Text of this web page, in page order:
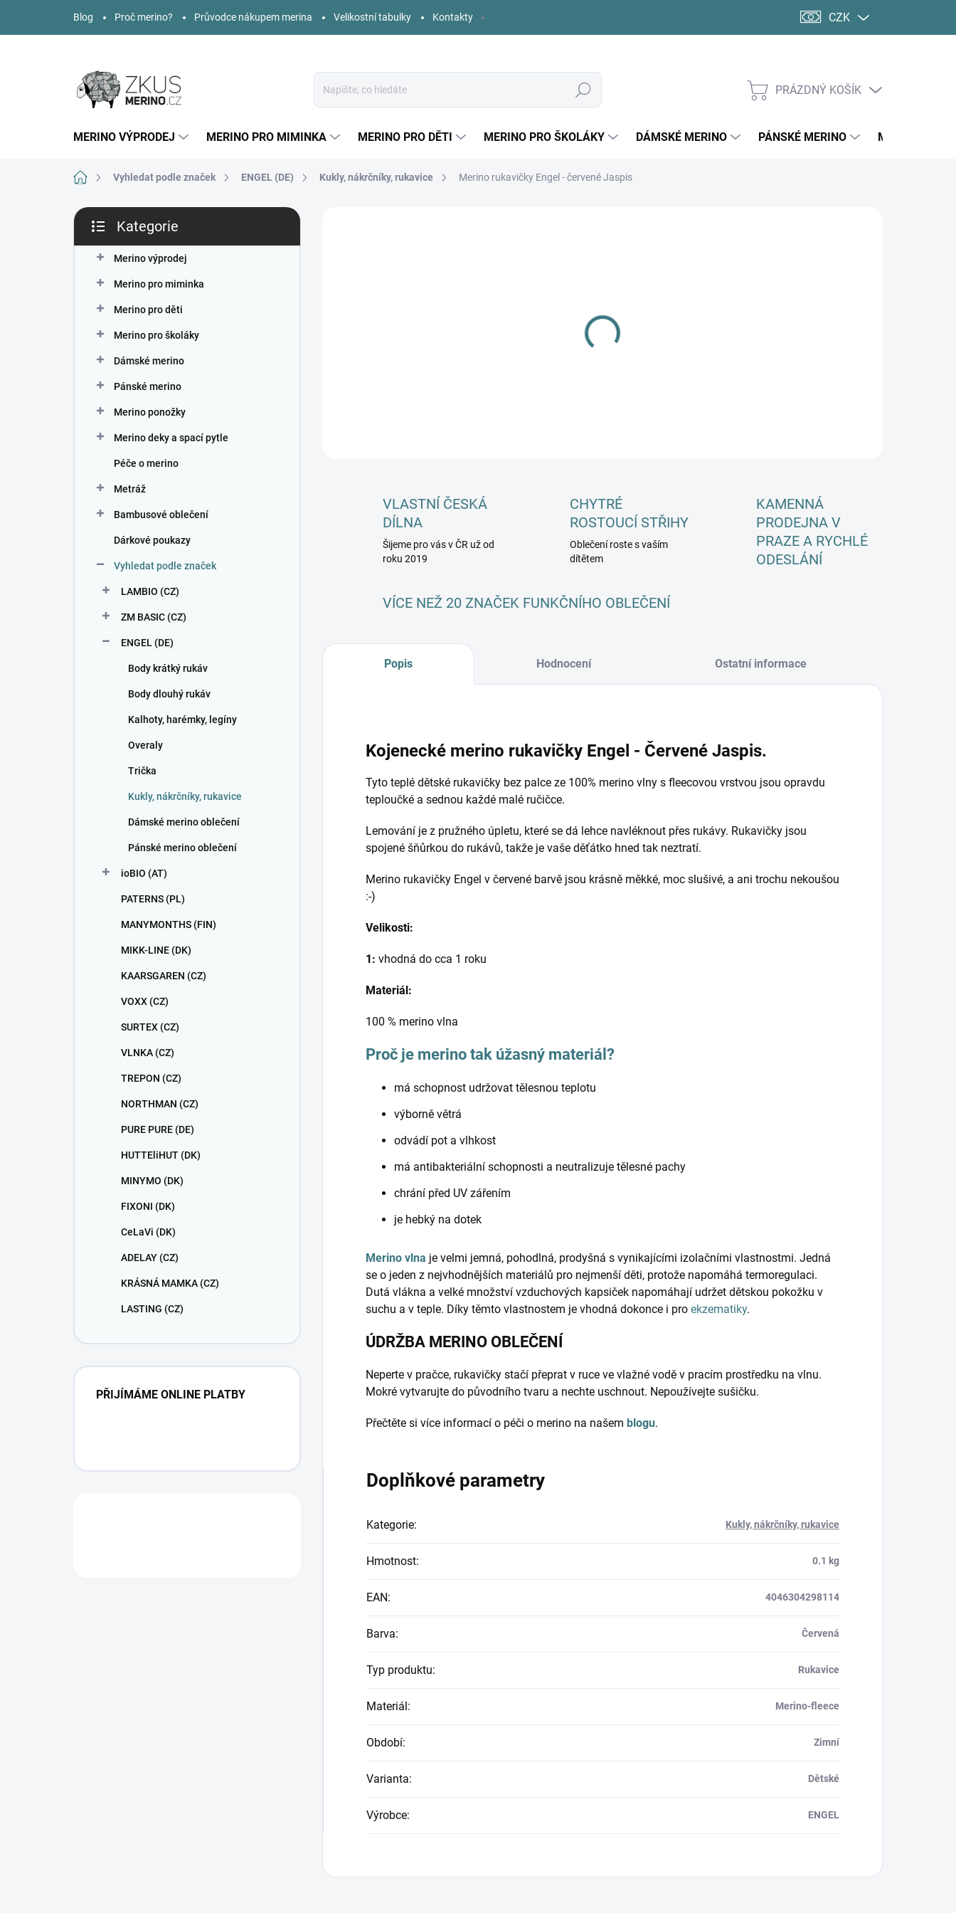
obsah
Blog Proč merino? Průvodce nákupem merina Velikostní tabulky Kontakty CZK
Hledat
NÁKUPNÍ
PRÁZDNÝ KOŠÍK
MERINO VÝPRODEJ MERINO PRO MIMINKA MERINO PRO DĚTI MERINO PRO ŠKOLÁKY DÁMSKÉ MERINO PÁNSKÉ MERINO MERINO
Domů Vyhledat podle značek ENGEL (DE) Kukly, nákrčníky, rukavice Merino rukavičky Engel - červené Jaspis
P
s
kategorie
Kategorie
Merino výprodej
Merino pro miminka
Merino pro děti
Merino pro školáky
Dámské merino
Pánské merino
Merino ponožky
Merino deky a spací pytle
Péče o merino
Metráž
Bambusové oblečení
Dárkové poukazy
Vyhledat podle značek
LAMBIO (CZ)
ZM BASIC (CZ)
ENGEL (DE)
Body krátký rukáv
Body dlouhý rukáv
Kalhoty, harémky, legíny
Overaly
Trička
Kukly, nákrčníky, rukavice
Dámské merino oblečení
Pánské merino oblečení
ioBIO (AT)
PATERNS (PL)
MANYMONTHS (FIN)
MIKK-LINE (DK)
KAARSGAREN (CZ)
VOXX (CZ)
SURTEX (CZ)
VLNKA (CZ)
TREPON (CZ)
NORTHMAN (CZ)
PURE PURE (DE)
HUTTEliHUT (DK)
MINYMO (DK)
FIXONI (DK)
CeLaVi (DK)
ADELAY (CZ)
KRÁSNÁ MAMKA (CZ)
LASTING (CZ)
PŘIJÍMÁME ONLINE PLATBY
VLASTNÍ ČESKÁ
DÍLNA
Šijeme pro vás v ČR už od
roku 2019
CHYTRÉ
ROSTOUCÍ STŘIHY
Oblečení roste s vaším
dítětem
KAMENNÁ
PRODEJNA V
PRAZE A RYCHLÉ
ODESLÁNÍ
VÍCE NEŽ 20 ZNAČEK FUNKČNÍHO OBLEČENÍ
Popis Hodnocení Ostatní informace
Kojenecké merino rukavičky Engel - Červené Jaspis.
Tyto teplé dětské rukavičky bez palce ze 100% merino vlny s fleecovou vrstvou jsou opravdu
teploučké a sednou každé malé ručičce.
Lemování je z pružného úpletu, které se dá lehce navléknout přes rukávy. Rukavičky jsou
spojené šňůrkou do rukávů, takže je vaše děťátko hned tak neztratí.
Merino rukavičky Engel v červené barvě jsou krásně měkké, moc slušivé, a ani trochu nekoušou
:-)
Velikosti:
1: vhodná do cca 1 roku
Materiál:
100 % merino vlna
Proč je merino tak úžasný materiál?
má schopnost udržovat tělesnou teplotu
výborně větrá
odvádí pot a vlhkost
má antibakteriální schopnosti a neutralizuje tělesné pachy
chrání před UV zářením
je hebký na dotek
Merino vlna je velmi jemná, pohodlná, prodyšná s vynikajícími izolačními vlastnostmi. Jedná
se o jeden z nejvhodnějších materiálů pro nejmenší děti, protože napomáhá termoregulaci.
Dutá vlákna a velké množství vzduchových kapsiček napomáhají udržet dětskou pokožku v
suchu a v teple. Díky těmto vlastnostem je vhodná dokonce i pro ekzematiky.
ÚDRŽBA MERINO OBLEČENÍ
Neperte v pračce, rukavičky stačí přeprat v ruce ve vlažné vodě v pracím prostředku na vlnu.
Mokré vytvarujte do původního tvaru a nechte uschnout. Nepoužívejte sušičku.
Přečtěte si více informací o péči o merino na našem blogu.
Doplňkové parametry
Kategorie: Kukly, nákrčníky, rukavice
Hmotnost: 0.1 kg
EAN: 4046304298114
Barva: Červená
Typ produktu: Rukavice
Materiál: Merino-fleece
Období: Zimní
Varianta: Dětské
Výrobce: ENGEL